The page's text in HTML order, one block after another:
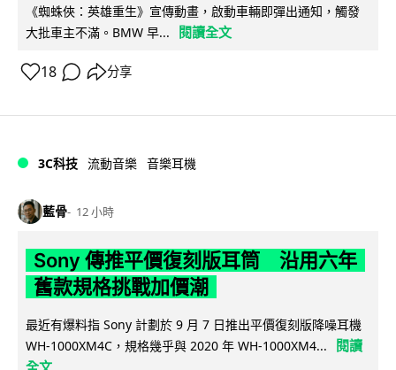
《蜘蛛俠：英雄重生》宣傳動畫，啟動車輛即彈出通知，觸發
大批車主不滿。BMW 早...
閱讀全文
18 分享
3C科技 流動音樂 音樂耳機
藍骨 12 小時
Sony 傳推平價復刻版耳筒 沿用六年
舊款規格挑戰加價潮
最近有爆料指 Sony 計劃於 9 月 7 日推出平價復刻版降噪耳機
WH-1000XM4C，規格幾乎與 2020 年 WH-1000XM4...
閱讀
全文